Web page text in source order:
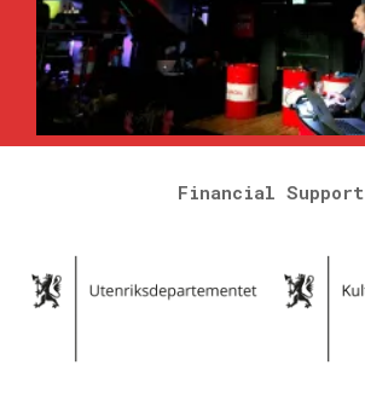
Financial Support